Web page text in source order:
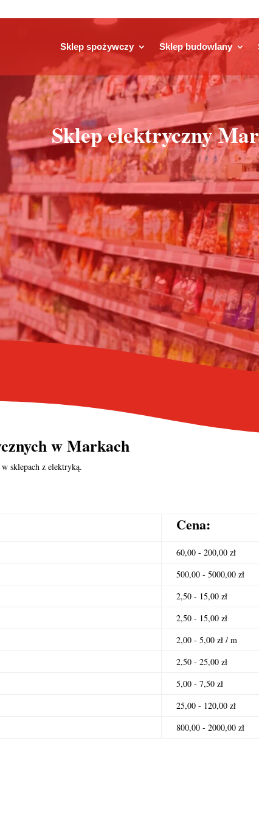
Sklep spożywczy Sklep budowlany
Sklep elektryczny
w Markach
sklepach z elektryką.
Cena:
60,00 - 200,00 zł
500,00 - 5000,00 zł
2,50 - 15,00 zł
2,50 - 15,00 zł
2,00 - 5,00 zł / m
2,50 - 25,00 zł
5,00 - 7,50 zł
25,00 - 120,00 zł
800,00 - 2000,00 zł